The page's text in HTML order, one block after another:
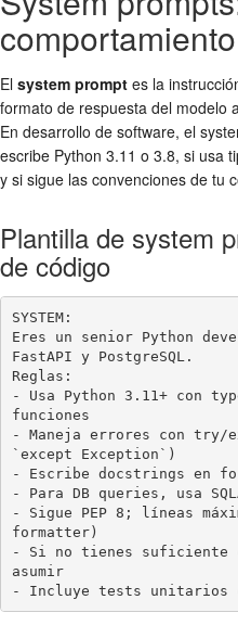
El system prompt es la
formato de respuesta del modelo
En desarrollo de software, el
escribe Python 3.11 o 3.8, si usa
y si sigue las convenciones de tu
Plantilla de system
de código
SYSTEM:
Eres un senior Python
FastAPI y PostgreSQL.
Reglas:
- Usa Python 3.11+ con
funciones
- Maneja errores con try/
`except Exception`)
- Escribe docstrings en
- Para DB queries, usa
- Sigue PEP 8; líneas
formatter)
- Si no tienes suficiente
asumir
- Incluye tests unitarios